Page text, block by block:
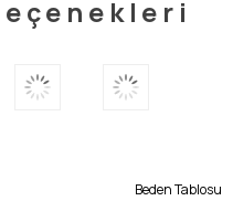
Beden Tablosu